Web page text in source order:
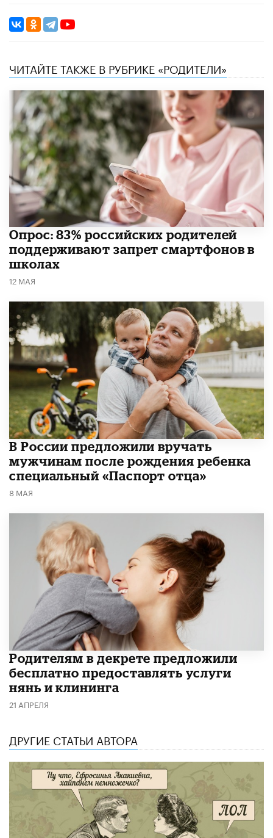
ЧИТАЙТЕ ТАКЖЕ В РУБРИКЕ «РОДИТЕЛИ»
Опрос: 83% российских родителей
поддерживают запрет смартфонов в
школах
12 МАЯ
В России предложили вручать
мужчинам после рождения ребенка
специальный «Паспорт отца»
8 МАЯ
Родителям в декрете предложили
бесплатно предоставлять услуги
нянь и клининга
21 АПРЕЛЯ
ДРУГИЕ СТАТЬИ АВТОРА